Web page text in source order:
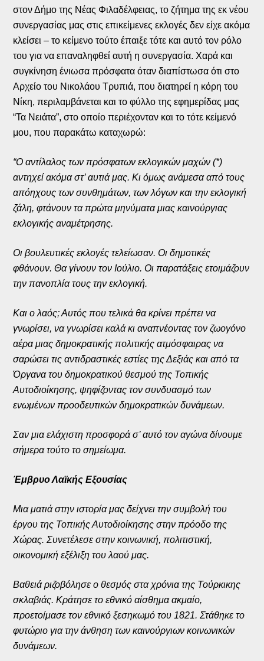
στον Δήμο της Νέας Φιλαδέλφειας, το ζήτημα της εκ νέου
συνεργασίας μας στις επικείμενες εκλογές δεν είχε ακόμα
κλείσει – το κείμενο τούτο έπαιξε τότε και αυτό τον ρόλο
του για να επαναληφθεί αυτή η συνεργασία. Χαρά και
συγκίνηση ένιωσα πρόσφατα όταν διαπίστωσα ότι στο
Αρχείο του Νικολάου Τρυπιά, που διατηρεί η κόρη του
Νίκη, περιλαμβάνεται και το φύλλο της εφημερίδας μας
“Τα Νειάτα”, στο οποίο περιέχονταν και το τότε κείμενό
μου, που παρακάτω καταχωρώ:
“Ο αντίλαλος των πρόσφατων εκλογικών μαχών (*)
αντηχεί ακόμα στ’ αυτιά μας. Κι όμως ανάμεσα από τους
απόηχους των συνθημάτων, των λόγων και την εκλογική
ζάλη, φτάνουν τα πρώτα μηνύματα μιας καινούργιας
εκλογικής αναμέτρησης.
Οι βουλευτικές εκλογές τελείωσαν. Οι δημοτικές
φθάνουν. Θα γίνουν τον Ιούλιο. Οι παρατάξεις ετοιμάζουν
την πανοπλία τους την εκλογική.
Και ο λαός; Αυτός που τελικά θα κρίνει πρέπει να
γνωρίσει, να γνωρίσει καλά κι αναπνέοντας τον ζωογόνο
αέρα μιας δημοκρατικής πολιτικής ατμόσφαιρας να
σαρώσει τις αντιδραστικές εστίες της Δεξιάς και από τα
Όργανα του δημοκρατικού θεσμού της Τοπικής
Αυτοδιοίκησης, ψηφίζοντας τον συνδυασμό των
ενωμένων προοδευτικών δημοκρατικών δυνάμεων.
Σαν μια ελάχιστη προσφορά σ’ αυτό τον αγώνα δίνουμε
σήμερα τούτο το σημείωμα.
Έμβρυο Λαϊκής Εξουσίας
Μια ματιά στην ιστορία μας δείχνει την συμβολή του
έργου της Τοπικής Αυτοδιοίκησης στην πρόοδο της
Χώρας. Συνετέλεσε στην κοινωνική, πολιτιστική,
οικονομική εξέλιξη του λαού μας.
Βαθειά ριζοβόλησε ο θεσμός στα χρόνια της Τούρκικης
σκλαβιάς. Κράτησε το εθνικό αίσθημα ακμαίο,
προετοίμασε τον εθνικό ξεσηκωμό του 1821. Στάθηκε το
φυτώριο για την άνθηση των καινούργιων κοινωνικών
δυνάμεων.